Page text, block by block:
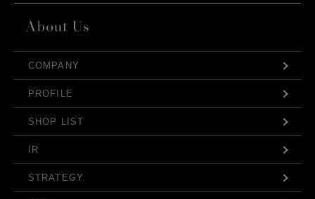
COMPANY
PROFILE
SHOP LIST
IR
STRATEGY